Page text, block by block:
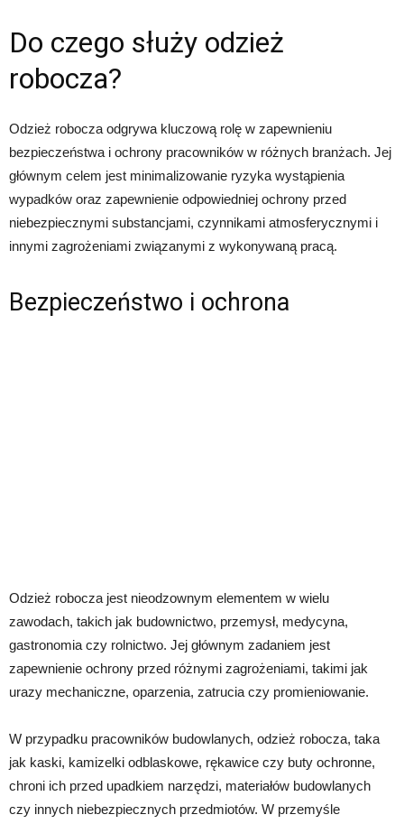
Do czego służy odzież
robocza?
Odzież robocza odgrywa kluczową rolę w zapewnieniu
bezpieczeństwa i ochrony pracowników w różnych branżach. Jej
głównym celem jest minimalizowanie ryzyka wystąpienia
wypadków oraz zapewnienie odpowiedniej ochrony przed
niebezpiecznymi substancjami, czynnikami atmosferycznymi i
innymi zagrożeniami związanymi z wykonywaną pracą.
Bezpieczeństwo i ochrona
Odzież robocza jest nieodzownym elementem w wielu
zawodach, takich jak budownictwo, przemysł, medycyna,
gastronomia czy rolnictwo. Jej głównym zadaniem jest
zapewnienie ochrony przed różnymi zagrożeniami, takimi jak
urazy mechaniczne, oparzenia, zatrucia czy promieniowanie.
W przypadku pracowników budowlanych, odzież robocza, taka
jak kaski, kamizelki odblaskowe, rękawice czy buty ochronne,
chroni ich przed upadkiem narzędzi, materiałów budowlanych
czy innych niebezpiecznych przedmiotów. W przemyśle